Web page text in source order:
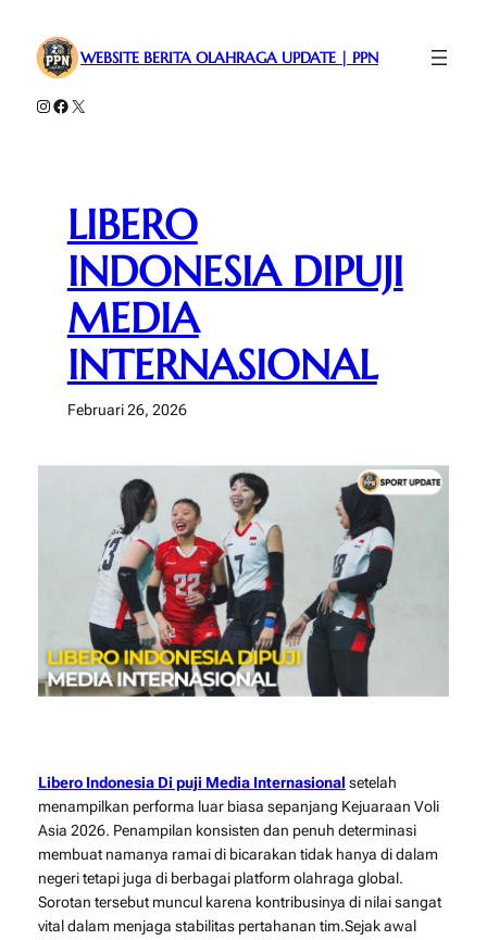
konten
WEBSITE BERITA OLAHRAGA UPDATE | PPN
Instagram
Facebook
X
LIBERO
INDONESIA DIPUJI
MEDIA
INTERNASIONAL
Februari 26, 2026
Libero Indonesia Di puji Media Internasional setelah
menampilkan performa luar biasa sepanjang Kejuaraan Voli
Asia 2026. Penampilan konsisten dan penuh determinasi
membuat namanya ramai di bicarakan tidak hanya di dalam
negeri tetapi juga di berbagai platform olahraga global.
Sorotan tersebut muncul karena kontribusinya di nilai sangat
vital dalam menjaga stabilitas pertahanan tim.Sejak awal